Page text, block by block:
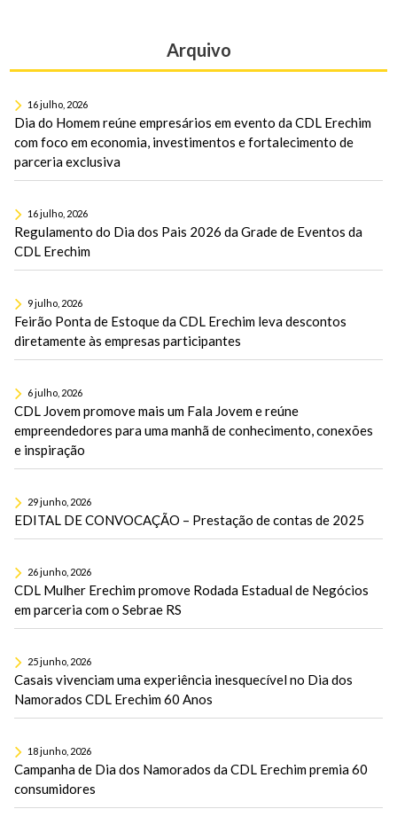
Arquivo
16 julho, 2026
Dia do Homem reúne empresários em evento da CDL Erechim
com foco em economia, investimentos e fortalecimento de
parceria exclusiva
16 julho, 2026
Regulamento do Dia dos Pais 2026 da Grade de Eventos da
CDL Erechim
9 julho, 2026
Feirão Ponta de Estoque da CDL Erechim leva descontos
diretamente às empresas participantes
6 julho, 2026
CDL Jovem promove mais um Fala Jovem e reúne
empreendedores para uma manhã de conhecimento, conexões
e inspiração
29 junho, 2026
EDITAL DE CONVOCAÇÃO – Prestação de contas de 2025
26 junho, 2026
CDL Mulher Erechim promove Rodada Estadual de Negócios
em parceria com o Sebrae RS
25 junho, 2026
Casais vivenciam uma experiência inesquecível no Dia dos
Namorados CDL Erechim 60 Anos
18 junho, 2026
Campanha de Dia dos Namorados da CDL Erechim premia 60
consumidores